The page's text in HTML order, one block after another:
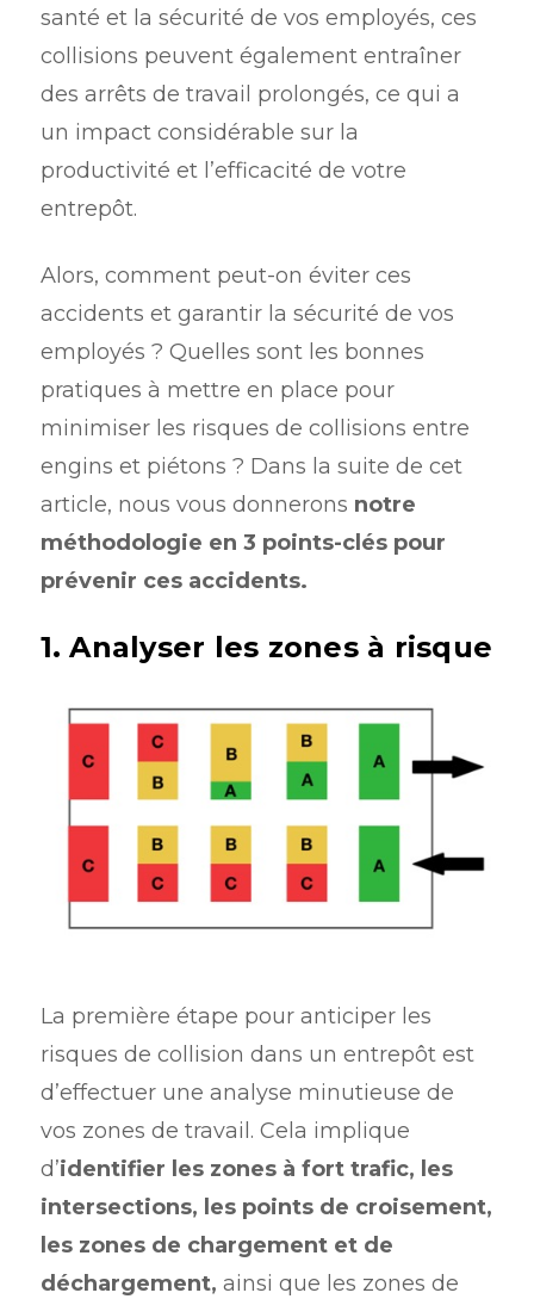
santé et la sécurité de vos employés, ces
collisions peuvent également entraîner
des arrêts de travail prolongés, ce qui a
un impact considérable sur la
productivité et l’efficacité de votre
entrepôt.
Alors, comment peut-on éviter ces
accidents et garantir la sécurité de vos
employés ? Quelles sont les bonnes
pratiques à mettre en place pour
minimiser les risques de collisions entre
engins et piétons ? Dans la suite de cet
article, nous vous donnerons notre
méthodologie en 3 points-clés pour
prévenir ces accidents.
1. Analyser les zones à risque
La première étape pour anticiper les
risques de collision dans un entrepôt est
d’effectuer une analyse minutieuse de
vos zones de travail. Cela implique
d’identifier les zones à fort trafic, les
intersections, les points de croisement,
les zones de chargement et de
déchargement, ainsi que les zones de